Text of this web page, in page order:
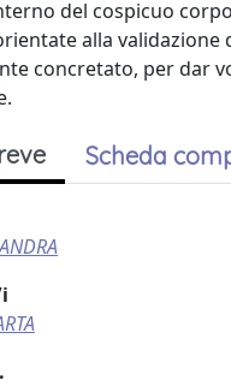
del cospicuo
alla validazione
concretato, per dar
Scheda